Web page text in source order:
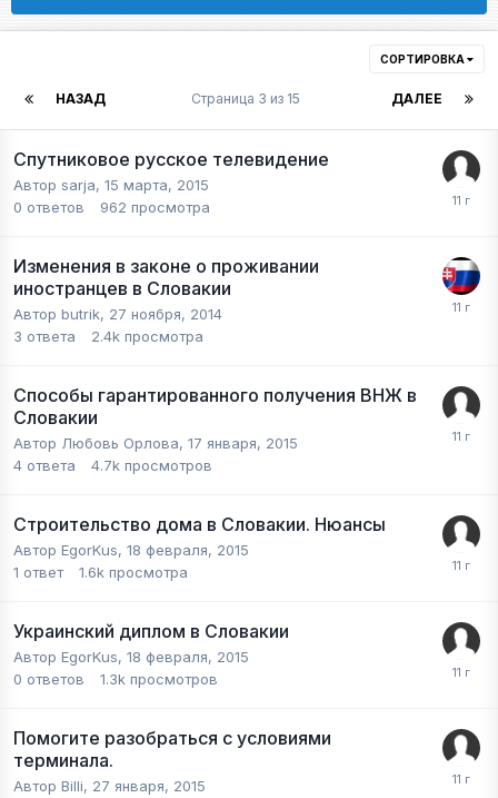
СОРТИРОВКА
НАЗАД ДАЛЕЕ
Страница 3 из 15
Спутниковое русское телевидение
Автор sarja, 15 марта, 2015
0 ответов 962 просмотра
Изменения в законе о проживании
иностранцев в Словакии
Автор butrik, 27 ноября, 2014
3 ответа 2.4k просмотра
Способы гарантированного получения ВНЖ в
Словакии
Автор Любовь Орлова, 17 января, 2015
4 ответа 4.7k просмотров
Строительство дома в Словакии. Нюансы
Автор EgorKus, 18 февраля, 2015
1 ответ 1.6k просмотра
Украинский диплом в Словакии
Автор EgorKus, 18 февраля, 2015
0 ответов 1.3k просмотров
Помогите разобраться с условиями
терминала.
Автор Billi, 27 января, 2015